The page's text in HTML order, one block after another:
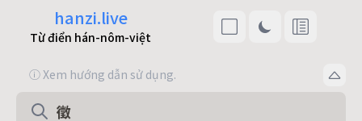
hanzi.live
Từ điển hán-nôm-việt
ⓘ Xem hướng dẫn sử dụng.